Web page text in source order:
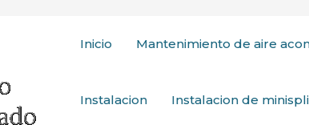
Inicio Mantenimiento de aire
Instalacion Instalacion de